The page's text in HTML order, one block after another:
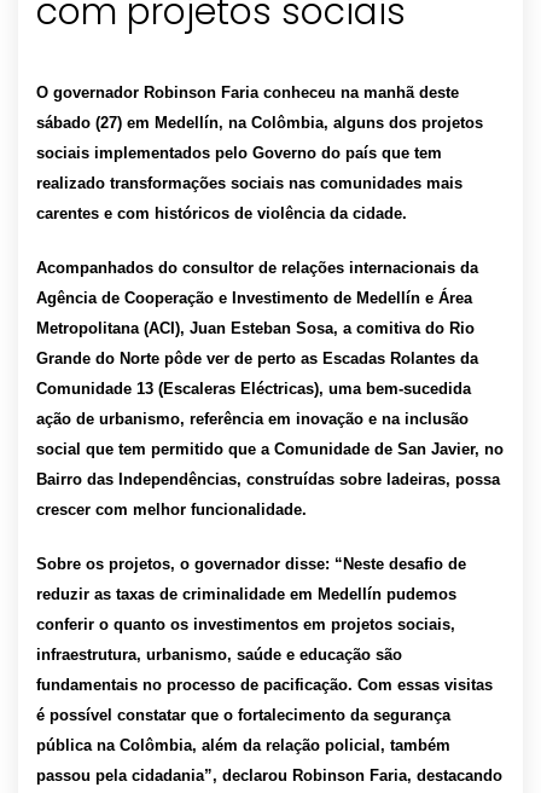
O governador Robinson Faria conheceu na manhã deste
sábado (27) em Medellín, na Colômbia, alguns dos projetos
sociais implementados pelo Governo do país que tem
realizado transformações sociais nas comunidades mais
carentes e com históricos de violência da cidade.
Acompanhados do consultor de relações internacionais da
Agência de Cooperação e Investimento de Medellín e Área
Metropolitana (ACI), Juan Esteban Sosa, a comitiva do Rio
Grande do Norte pôde ver de perto as Escadas Rolantes da
Comunidade 13 (Escaleras Eléctricas), uma bem-sucedida
ação de urbanismo, referência em inovação e na inclusão
social que tem permitido que a Comunidade de San Javier, no
Bairro das Independências, construídas sobre ladeiras, possa
crescer com melhor funcionalidade.
Sobre os projetos, o governador disse: “Neste desafio de
reduzir as taxas de criminalidade em Medellín pudemos
conferir o quanto os investimentos em projetos sociais,
infraestrutura, urbanismo, saúde e educação são
fundamentais no processo de pacificação. Com essas visitas
é possível constatar que o fortalecimento da segurança
pública na Colômbia, além da relação policial, também
passou pela cidadania”, declarou Robinson Faria, destacando